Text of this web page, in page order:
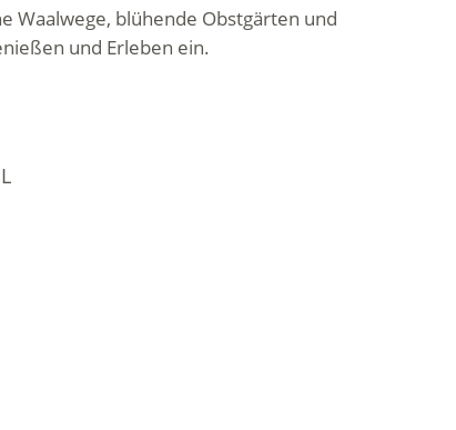
Waalwege, blühende Obstgärten und
und Erleben ein.